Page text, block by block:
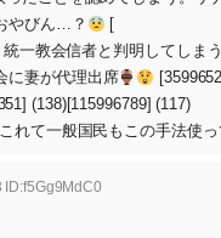
やびん…？
[
統一教会信者と判明してし
に妻が代理出席
(138)[115996789] (117)
れて一般国民もこの手法使